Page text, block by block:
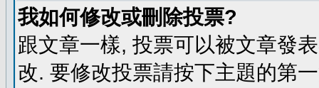
我如何修改或刪除投票?
跟文章一樣, 投票可以被文章發
改. 要修改投票請按下主題的第